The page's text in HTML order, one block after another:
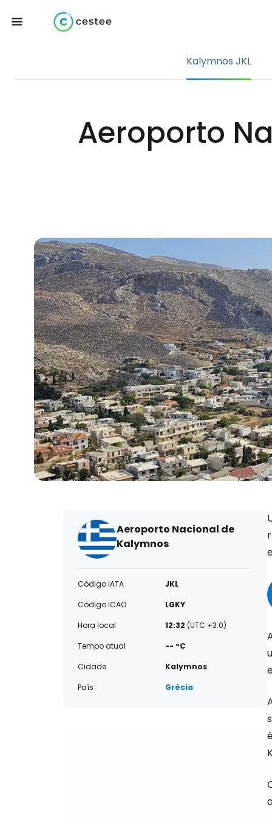
Kalymnos JKL
Aeroporto
Aeroporto Nacional de
Kalymnos
Código IATA
JKL
Código ICAO
LGKY
Hora local
12:32 (UTC +3.0)
Tempo atual
-- °C
Cidade
Kalymnos
País
Grécia